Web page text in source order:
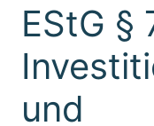
EStG §
und